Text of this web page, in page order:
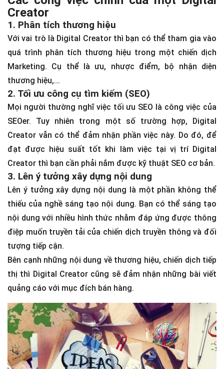
Digita
Creat
or
Các công việc chính của một Digital
Creator
1. Phân tích thương hiệu
Với vai trò là Digital Creator thì bạn có thể tham gia vào
quá trình phân tích thương hiệu trong một chiến dịch
Marketing. Cụ thể là ưu, nhược điểm, bộ nhận diện
2. Tối ưu công cụ tìm kiếm (SEO)
Mọi người thường nghĩ việc tối ưu SEO là công việc của
SEOer. Tuy nhiên trong một số trường hợp, Digital
Creator vẫn có thể đảm nhận phần việc này. Do đó, để
đạt được hiệu suất tốt khi làm việc tại vị trí Digital
Creator thì bạn cần phải nắm được kỹ thuật SEO cơ bản.
3. Lên ý tưởng xây dựng nội dung
Lên ý tưởng xây dựng nội dung là một phần không thể
thiếu của nghề sáng tạo nội dung. Bạn có thể sáng tạo
nội dung với nhiều hình thức nhằm đáp ứng được thông
điệp muốn truyền tải của chiến dịch truyền thông và đối
tượng tiếp cận.
Bên cạnh những nội dung về thương hiệu, chiến dịch tiếp
thị thì Digital Creator cũng sẽ đảm nhận những bài viết
quảng cáo với mục đích bán hàng.